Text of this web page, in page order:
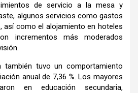
de servicio a la mesa y
algunos servicios como gastos
así como el alojamiento en hoteles
incrementos más moderados
también tuvo un comportamiento
anual de 7,36 %. Los mayores
en educación secundaria,